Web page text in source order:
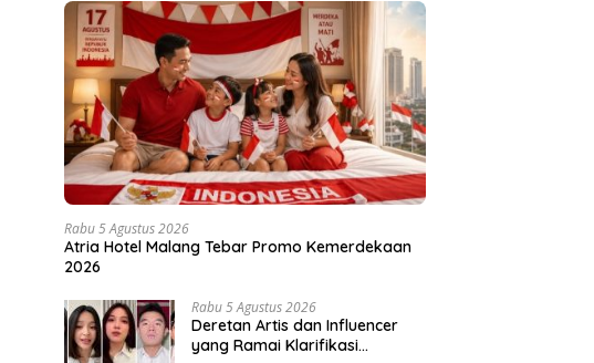
Rabu 5 Agustus 2026
Atria Hotel Malang Tebar Promo Kemerdekaan
2026
Rabu 5 Agustus 2026
Deretan Artis dan Influencer
yang Ramai Klarifikasi